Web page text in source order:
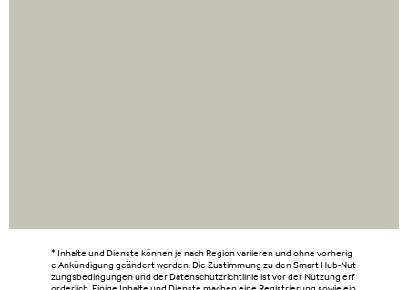
* Inhalte und Dienste können je nach Region variieren und ohne vorherig
e Ankündigung geändert werden. Die Zustimmung zu den Smart Hub-Nut
zungsbedingungen und der Datenschutzrichtlinie ist vor der Nutzung erf